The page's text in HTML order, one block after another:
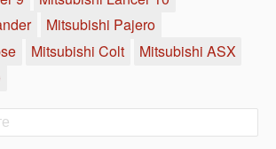
Mitsubishi Pajero
Mitsubishi Colt
Mitsubishi ASX